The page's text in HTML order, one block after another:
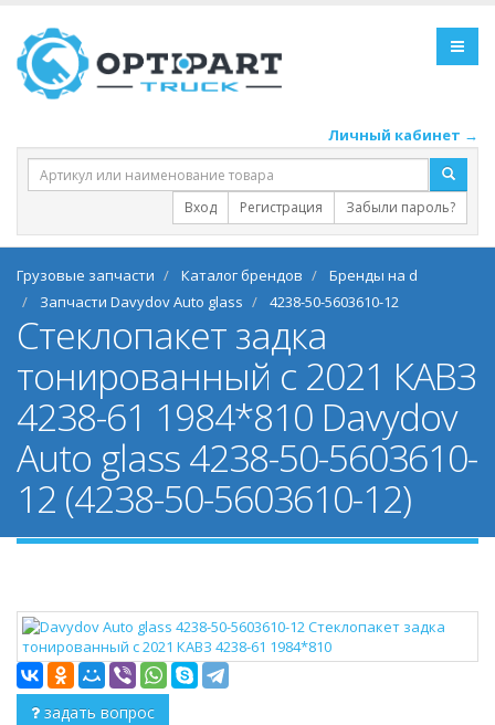
Личный кабинет →
Вход Регистрация Забыли пароль?
Грузовые запчасти Каталог брендов
Бренды на d
Запчасти Davydov Auto glass
4238-50-5603610-12
Стеклопакет задка
тонированный с 2021 КАВЗ
4238-61 1984*810 Davydov
Auto glass 4238-50-5603610-
12 (4238-50-5603610-12)
задать вопрос